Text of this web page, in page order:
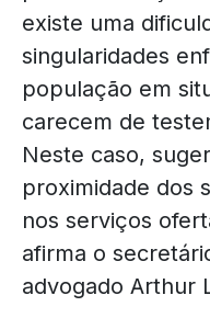
existe uma
singularidades
população em
carecem de
Neste caso,
proximidade dos
nos serviços
afirma o
advogado Arthur